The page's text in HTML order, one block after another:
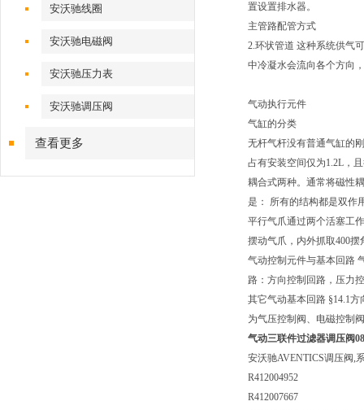
安沃驰线圈
安沃驰电磁阀
安沃驰压力表
安沃驰调压阀
查看更多
置设置排水器。
主管路配管方式
2.环状管道 这种系统供气
中冷凝水会流向各个方向
气动执行元件
气缸的分类
无杆气杆没有普通气缸的
占有安装空间仅为1.2L，
耦合式两种。通常将磁性
是： 所有的结构都是双作
平行气爪通过两个活塞工
摆动气爪，内外抓取400
气动控制元件与基本回路
路：方向控制回路，压力
其它气动基本回路 §14.1
为气压控制阀、电磁控制
气动三联件过滤器调压阀
安沃驰AVENTICS调压阀,
R412004952
R412007667